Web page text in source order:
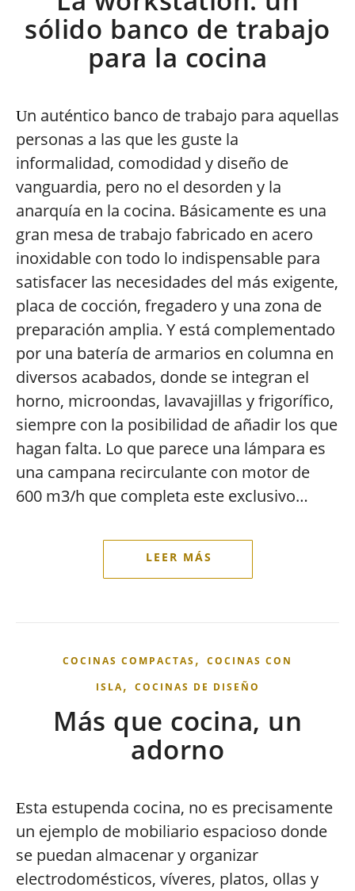
sólido banco de trabajo
para la cocina
Un auténtico banco de trabajo para aquellas
personas a las que les guste la
informalidad, comodidad y diseño de
vanguardia, pero no el desorden y la
anarquía en la cocina. Básicamente es una
gran mesa de trabajo fabricado en acero
inoxidable con todo lo indispensable para
satisfacer las necesidades del más exigente,
placa de cocción, fregadero y una zona de
preparación amplia. Y está complementado
por una batería de armarios en columna en
diversos acabados, donde se integran el
horno, microondas, lavavajillas y frigorífico,
siempre con la posibilidad de añadir los que
hagan falta. Lo que parece una lámpara es
una campana recirculante con motor de
600 m3/h que completa este exclusivo…
COCINAS COMPACTAS,
COCINAS CON
ISLA, COCINAS DE DISEÑO
Más que cocina, un
adorno
Esta estupenda cocina, no es precisamente
un ejemplo de mobiliario espacioso donde
se puedan almacenar y organizar
electrodomésticos, víveres, platos, ollas y